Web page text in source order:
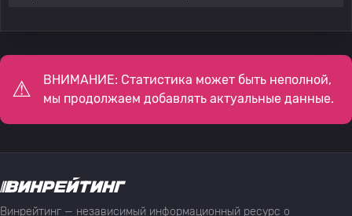
ВНИМАНИЕ: Статистика может быть неполной,
мы продолжаем добавлять актуальные данные.
Винрейтинг — независимый информационный ресурс о